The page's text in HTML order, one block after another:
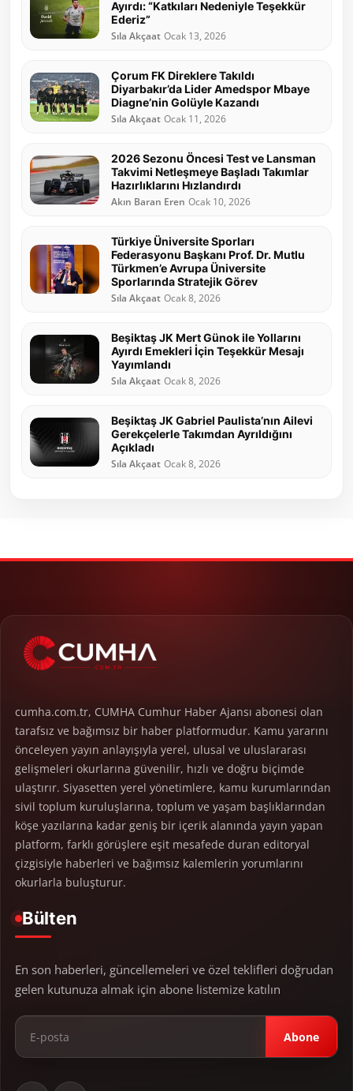
Ayırdı: “Katkıları Nedeniyle Teşekkür
Ederiz”
Sıla Akçaat Ocak 13, 2026
Çorum FK Direklere Takıldı
Diyarbakır’da Lider Amedspor Mbaye
Diagne’nin Golüyle Kazandı
Sıla Akçaat Ocak 11, 2026
2026 Sezonu Öncesi Test ve Lansman
Takvimi Netleşmeye Başladı Takımlar
Hazırlıklarını Hızlandırdı
Akın Baran Eren Ocak 10, 2026
Türkiye Üniversite Sporları
Federasyonu Başkanı Prof. Dr. Mutlu
Türkmen’e Avrupa Üniversite
Sporlarında Stratejik Görev
Sıla Akçaat Ocak 8, 2026
Beşiktaş JK Mert Günok ile Yollarını
Ayırdı Emekleri İçin Teşekkür Mesajı
Yayımlandı
Sıla Akçaat Ocak 8, 2026
Beşiktaş JK Gabriel Paulista’nın Ailevi
Gerekçelerle Takımdan Ayrıldığını
Açıkladı
Sıla Akçaat Ocak 8, 2026
cumha.com.tr, CUMHA Cumhur Haber Ajansı abonesi olan
tarafsız ve bağımsız bir haber platformudur. Kamu yararını
önceleyen yayın anlayışıyla yerel, ulusal ve uluslararası
gelişmeleri okurlarına güvenilir, hızlı ve doğru biçimde
ulaştırır. Siyasetten yerel yönetimlere, kamu kurumlarından
sivil toplum kuruluşlarına, toplum ve yaşam başlıklarından
köşe yazılarına kadar geniş bir içerik alanında yayın yapan
platform, farklı görüşlere eşit mesafede duran editoryal
çizgisiyle haberleri ve bağımsız kalemlerin yorumlarını
okurlarla buluşturur.
Bülten
En son haberleri, güncellemeleri ve özel teklifleri doğrudan
gelen kutunuza almak için abone listemize katılın
Abone